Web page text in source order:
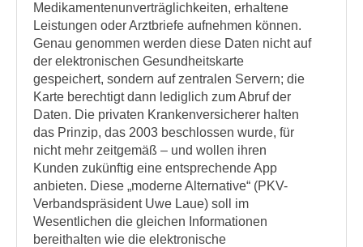
Medikamentenunverträglichkeiten, erhaltene
Leistungen oder Arztbriefe aufnehmen können.
Genau genommen werden diese Daten nicht auf
der elektronischen Gesundheitskarte
gespeichert, sondern auf zentralen Servern; die
Karte berechtigt dann lediglich zum Abruf der
Daten. Die privaten Krankenversicherer halten
das Prinzip, das 2003 beschlossen wurde, für
nicht mehr zeitgemäß – und wollen ihren
Kunden zukünftig eine entsprechende App
anbieten. Diese „moderne Alternative“ (PKV-
Verbandspräsident Uwe Laue) soll im
Wesentlichen die gleichen Informationen
bereithalten wie die elektronische